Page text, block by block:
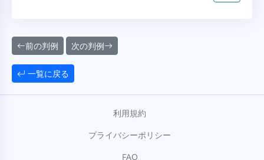
前の判例 次の判例
一覧に戻る
利用規約
プライバシーポリシー
FAQ